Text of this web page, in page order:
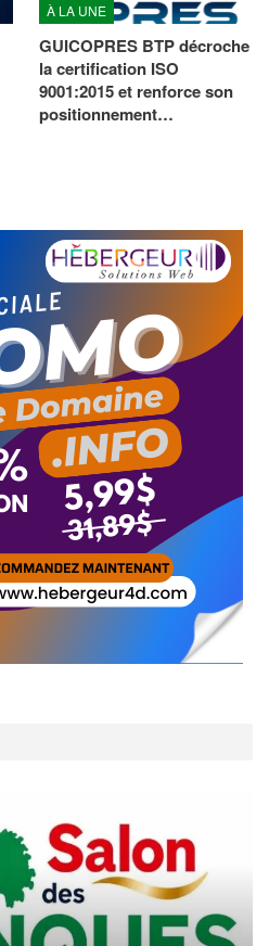
À LA UNE
GUICOPRES BTP décroche
la certification ISO
9001:2015 et renforce son
positionnement…